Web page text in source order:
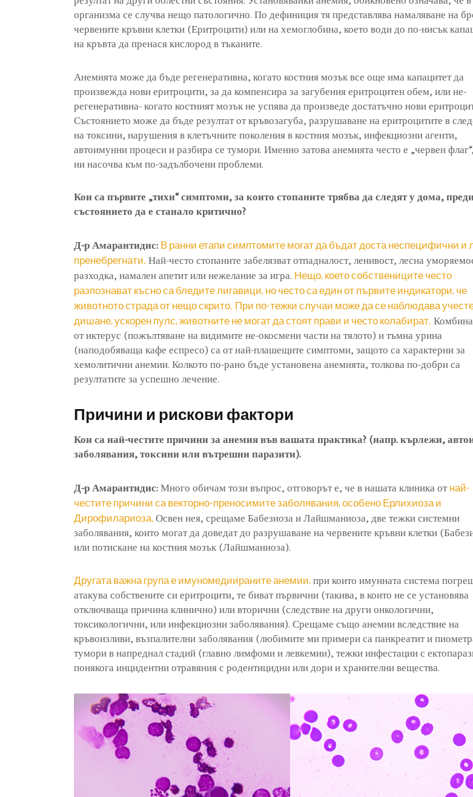
организма се случва нещо патологично. По дефиниция тя представлява намаляване на
червените кръвни клетки (Еритроцити) или на хемоглобина, което води до по-нисък
на кръвта да пренася кислород в тъканите.
Анемията може да бъде регенеративна, когато костния мозък все още има капацитет да
произвежда нови еритроцити, за да компенсира за загубения еритроцитен обем, или не-
регенеративна- когато костният мозък не успява да произведе достатъчно нови
Състоянието може да бъде резултат от кръвозагуба, разрушаване на еритроцитите в
на токсини, нарушения в клетъчните поколения в костния мозък, инфекциозни агенти,
автоимунни процеси и разбира се тумори. Именно затова анемията често е „червен
ни насочва към по-задълбочени проблеми.
Кои са първите „тихи“ симптоми, за които стопаните трябва да следят у дома,
състоянието да е станало критично?
Д-р Амарантидис: В ранни етапи симптомите могат да бъдат доста неспецифични и
пренебрегнати. Най-често стопаните забелязват отпадналост, ленивост, лесна
разходка, намален апетит или нежелание за игра. Нещо, което собствениците често
разпознават късно са бледите лигавици, но често са един от първите индикатори, че
животното страда от нещо скрито. При по-тежки случаи може да се наблюдава
дишане, ускорен пулс, животните не могат да стоят прави и често колабират.
от иктерус (пожълтяване на видимите не-окосмени части на тялото) и тъмна урина
(наподобяваща кафе еспресо) са от най-плашещите симптоми, защото са характерни за
хемолитични анемии. Колкото по-рано бъде установена анемията, толкова по-добри са
резултатите за успешно лечение.
Причини и рискови фактори
Кои са най-честите причини за анемия във вашата практика? (напр. кърлежи,
заболявания, токсини или вътрешни паразити).
Д-р Амарантидис: Много обичам този въпрос, отговорът е, че в нашата клиника от най-
честите причини са векторно-преносимите заболявания, особено Ерлихиоза и
Дирофилариоза. Освен нея, срещаме Бабезиоза и Лайшманиоза, две тежки системни
заболявания, които могат да доведат до разрушаване на червените кръвни клетки
или потискане на костния мозък (Лайшманиоза).
Другата важна група е имуномедиираните анемии, при които имунната система
атакува собствените си еритроцити, те биват първични (такива, в които не се установява
отключваща причина клинично) или вторични (следствие на други онкологични,
токсикологични, или инфекциозни заболявания). Срещаме също анемии вследствие на
кръвоизливи, възпалителни заболявания (любимите ми примери са панкреатит и
тумори в напреднал стадий (главно лимфоми и левкемии), тежки инфестации с
понякога инцидентни отравяния с родентицидни или дори и хранителни вещества.